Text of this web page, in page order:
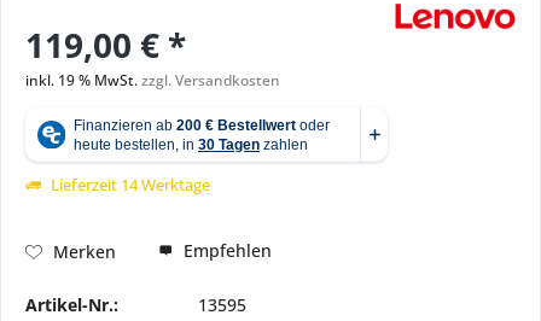
119,00 € *
inkl. 19 % MwSt.zzgl. Versandkosten
Lieferzeit 14 Werktage
Merken Empfehlen
Artikel-Nr.:
13595